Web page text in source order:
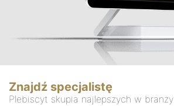
Znajdź specjalistę
Plebiscyt skupia najlepszych w branży